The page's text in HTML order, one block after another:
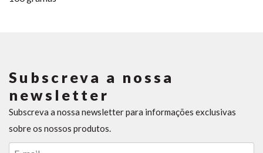
Subscreva a nossa
newsletter
Subscreva a nossa newsletter para informações exclusivas
sobre os nossos produtos.